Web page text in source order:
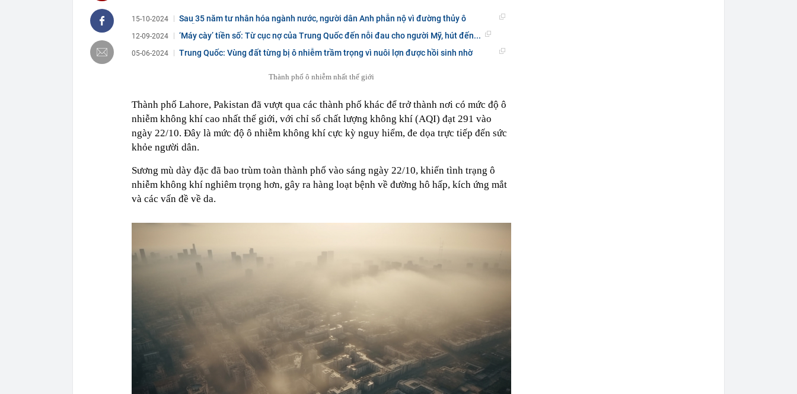
10:11
Fed có động thái 'lạ' liên quan đến lãi suất giữa lúc lạm phát vượt mục
tiêu 5 năm liên tiếp
10:10
Mỹ nhân được phong "quốc bảo nhan sắc": Visual U35 khiến triệu
người điêu đứng, mỗi lần xuất hiện đều đẹp như một cảnh phim
Đang đi dạo, người đàn ông bất ngờ phát hiện cảnh tượng "nổi da gà"
Khối đá lớn đổ sập, cỗ máy đào hầm nặng 3.500 tấn biến mất trong
lòng đất, 20 người bất ngờ hò reo vì thành công lớn
10:09
Một công ty sắp trả cổ tức tiền mặt tỷ lệ 16%
10:07
Sầu riêng "nương danh" Vinfast, hàng Việt chờ kỳ tích tại thị trường tỷ
15-10-2024
Sau 35 năm tư nhân hóa ngành nước, người dân Anh phẫn nộ vì đường thủy ô
12-09-2024 ‘Máy cày’ tiền số: Từ cục nợ của Trung Quốc đến nỗi đau cho người Mỹ, hút đến...
05-06-2024
Trung Quốc: Vùng đất từng bị ô nhiễm trầm trọng vì nuôi lợn được hồi sinh nhờ
Thành phố ô nhiễm nhất thế giới
Thành phố Lahore, Pakistan đã vượt qua các thành phố khác để trở thành nơi có mức độ ô
nhiễm không khí cao nhất thế giới, với chỉ số chất lượng không khí (AQI) đạt 291 vào
ngày 22/10. Đây là mức độ ô nhiễm không khí cực kỳ nguy hiểm, đe dọa trực tiếp đến sức
khỏe người dân.
Sương mù dày đặc đã bao trùm toàn thành phố vào sáng ngày 22/10, khiến tình trạng ô
nhiễm không khí nghiêm trọng hơn, gây ra hàng loạt bệnh về đường hô hấp, kích ứng mắt
và các vấn đề về da.